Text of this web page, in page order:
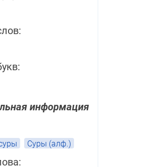
информация
Суры (алф.)